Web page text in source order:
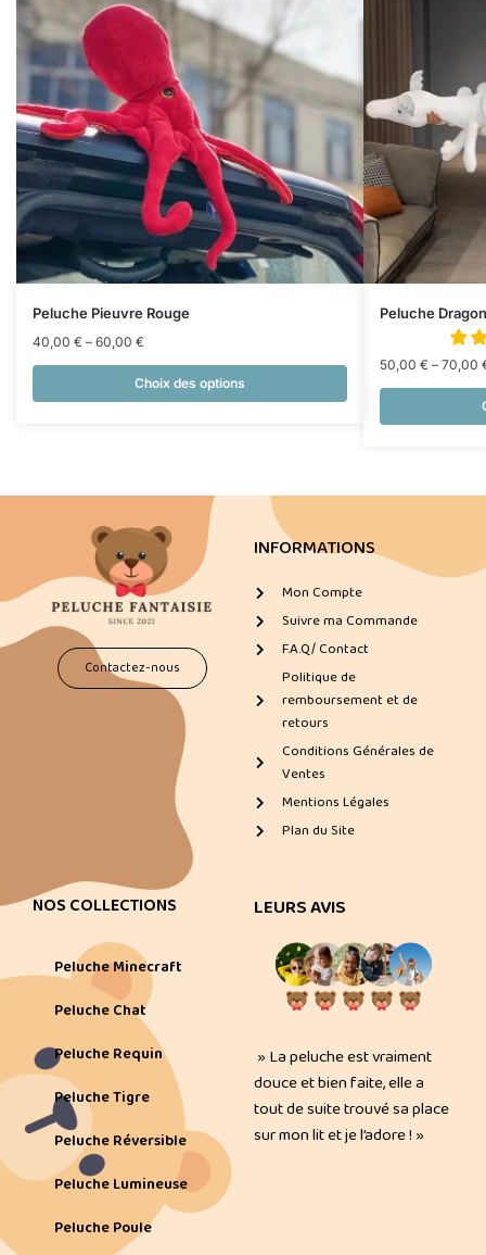
Peluche Pieuvre Rouge
40,00 € – 60,00 €
Choix des options
Peluche
50,00 € – 70,00
Contactez-nous
INFORMATIONS
Mon Compte
Suivre ma Commande
F.A.Q/ Contact
Politique de
remboursement et de
retours
Conditions Générales de
Ventes
Mentions Légales
Plan du Site
NOS COLLECTIONS
Peluche Minecraft
Peluche Chat
Peluche Requin
Peluche Tigre
Peluche Réversible
Peluche Lumineuse
Peluche Poule
LEURS AVIS
» La peluche est vraiment
douce et bien faite, elle a
tout de suite trouvé sa place
sur mon lit et je l’adore ! »